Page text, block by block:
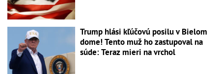
Trump hlási kľúčovú posilu v Bielom
dome! Tento muž ho zastupoval na
súde: Teraz mieri na vrchol